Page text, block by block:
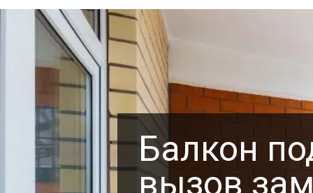
Металлопластиковые
Вынос балкона/крыши
Обшивка и утепление
Продолжение комнат за
Балкон
вызов